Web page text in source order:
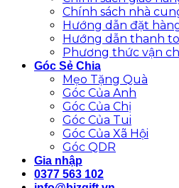
Chính sách nhà
Hướng dẫn đặt
Hướng dẫn thanh
Phương thức vận
Góc Sẻ Chia
Mẹo Tặng Quà
Góc Của Anh
Góc Của Chị
Góc Của Tui
Góc Của Xã Hội
Góc QDR
Gia nhập
0377 563 102